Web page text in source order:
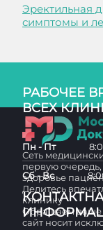
Эректильная
симптомы и
РАБОЧЕЕ
ВСЕХ
Пн - Пт
Сб - Вс
Сеть
первую
здоровье
Делитесь
клинику
Обращаем ваше
сайт носит